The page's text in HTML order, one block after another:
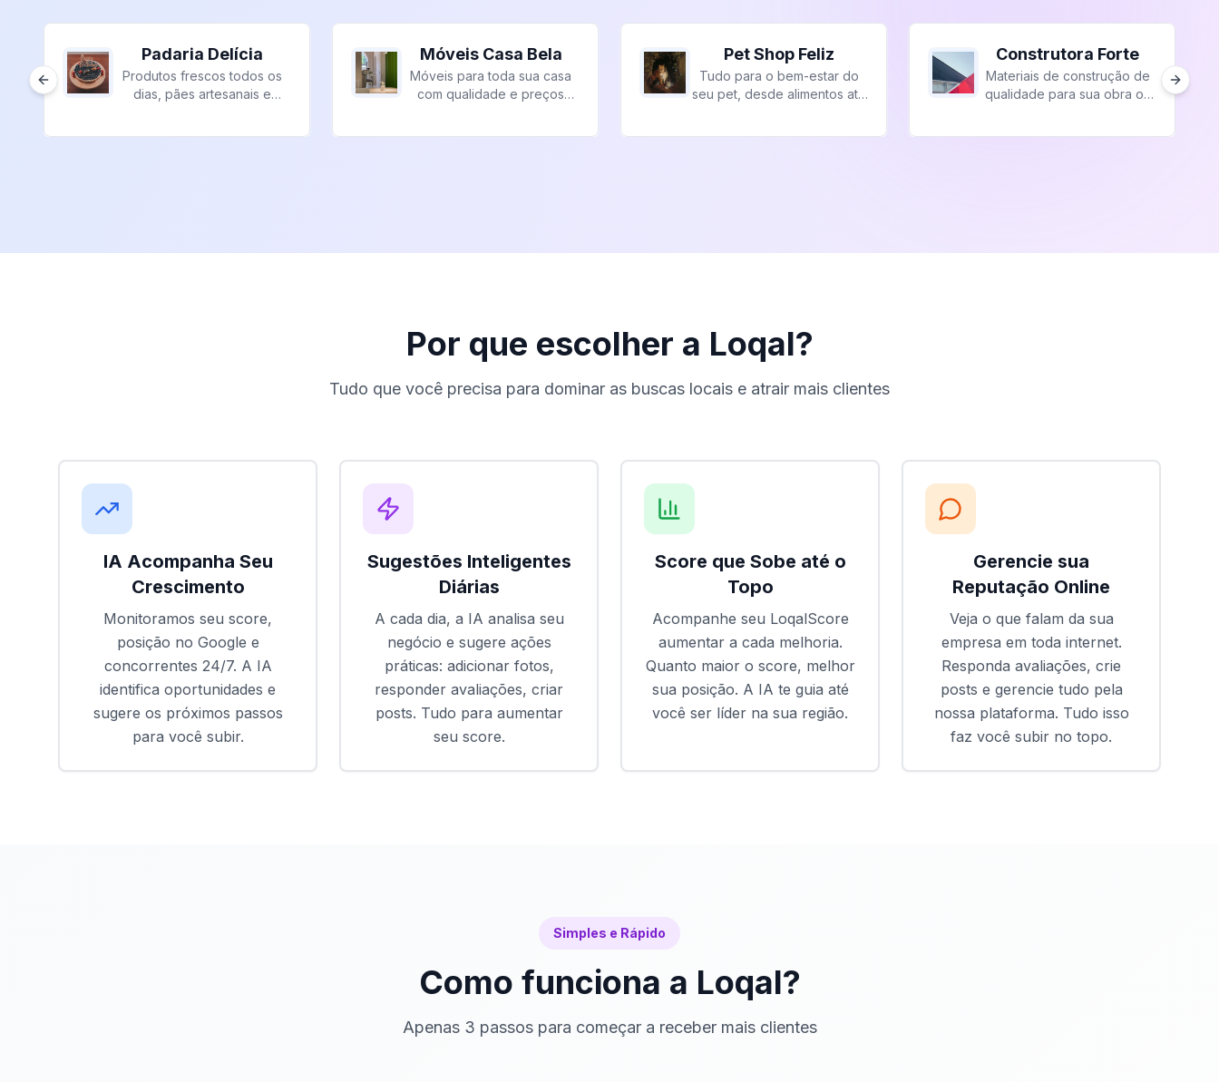
Padaria Delícia
Produtos frescos todos os
dias, pães artesanais e
Móveis Casa Bela
Móveis para toda sua casa
com qualidade e preços
Pet Shop Feliz
Tudo para o bem-estar do
seu pet, desde alimentos até
Construtora Forte
Materiais de construção de
qualidade para sua obra ou
Previous slide Next
Por que escolher a Loqal?
Tudo que você precisa para dominar as buscas locais e atrair mais clientes
IA Acompanha Seu
Crescimento
Monitoramos seu score,
posição no Google e
concorrentes 24/7. A IA
identifica oportunidades e
sugere os próximos passos
para você subir.
Sugestões Inteligentes
Diárias
A cada dia, a IA analisa seu
negócio e sugere ações
práticas: adicionar fotos,
responder avaliações, criar
posts. Tudo para aumentar
seu score.
Score que Sobe até o
Topo
Acompanhe seu LoqalScore
aumentar a cada melhoria.
Quanto maior o score, melhor
sua posição. A IA te guia até
você ser líder na sua região.
Gerencie sua
Reputação Online
Veja o que falam da sua
empresa em toda internet.
Responda avaliações, crie
posts e gerencie tudo pela
nossa plataforma. Tudo isso
faz você subir no topo.
Simples e Rápido
Como funciona a Loqal?
Apenas 3 passos para começar a receber mais clientes